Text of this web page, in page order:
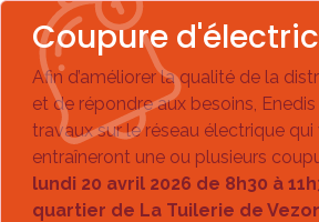
Coupure
Afin d’améliorer la qualité de la
et de répondre aux besoins,
travaux sur le réseau électrique
entraîneront une ou plusieurs
lundi 20 avril 2026 de 8h30 à
quartier de La Tuilerie de